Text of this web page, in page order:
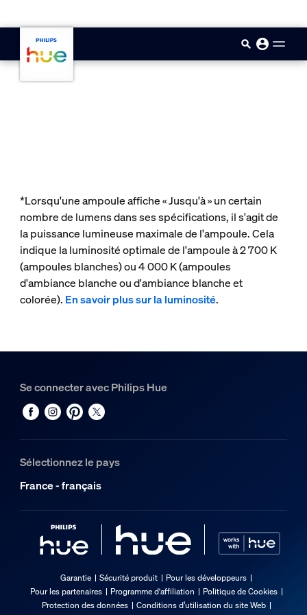
*Lorsqu'une ampoule affiche « Jusqu'à » un certain
nombre de lumens dans ses spécifications, il s'agit de
la puissance lumineuse maximale de l'ampoule. Cela
indique la luminosité optimale de l'ampoule à 2 700 K
(ampoules blanches) ou 4 000 K (ampoules
d'ambiance blanche ou d'ambiance blanche et
colorée). En savoir plus sur la luminosité.
Se connecter avec Philips Hue
Sélectionnez le pays
France - français
Garantie Sécurité produit
Pour les développeurs
Pour les partenaires
Programme d'affiliation
Politique de Cookies
Protection des données
Conditions d’utilisation du site Web